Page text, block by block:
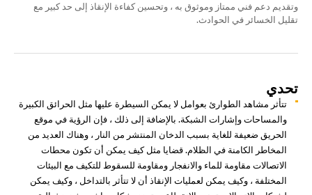
وتقديم دعم فني ممتاز وموثوق به ، وتحسين كفاءة الإنقاذ إلى حد كبير مع
تقليل الخسائر في الحوادث.
تحدي
تتأثر مشاهد الطوارئ بعوامل لا يمكن السيطرة عليها مثل الحرائق الكبيرة
والمساحات وإشارات الشبكة. بالإضافة إلى ذلك ، فإن الرؤية في موقع
الحريق ضعيفة للغاية بسبب الدخان المنتشر من النار ، وهناك العديد من
المخاطر الكامنة في الظلام. قضايا مثل كيف يمكن أن تكون محطات
الاتصالات مقاومة للماء والانفجار ومقاومة للسقوط للتكيف مع البيئات
المختلفة ، وكيف يمكن لعمليات الإنقاذ أن لا تتأثر بالتداخل ، وكيف يمكن